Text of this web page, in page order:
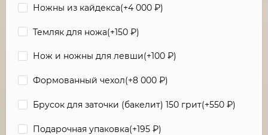
Ножны из кайдекса(+4 000 ₽)
Темляк для ножа(+150 ₽)
Нож и ножны для левши(+100 ₽)
Формованный чехол(+8 000 ₽)
Брусок для заточки (бакелит) 150 грит(+550 ₽)
Подарочная упаковка(+195 ₽)